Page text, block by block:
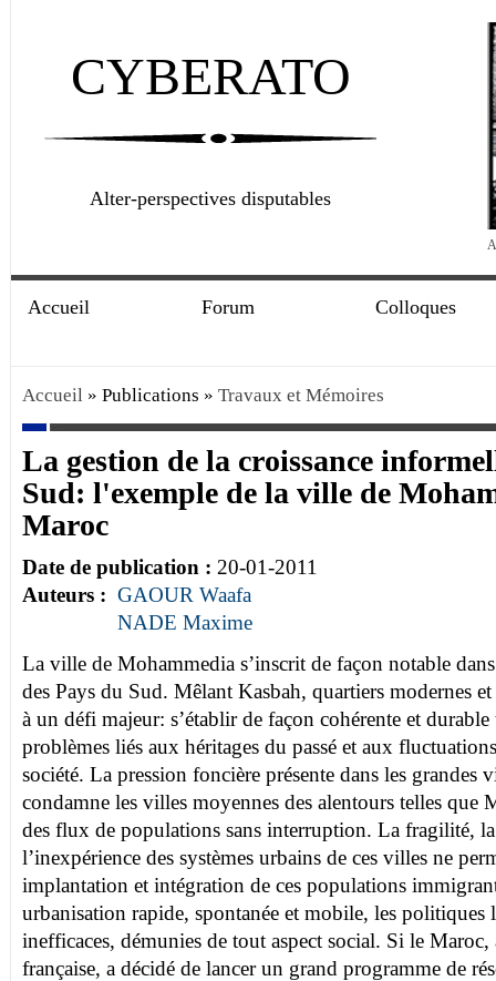
CYBERATO
Alter-perspectives disputables
Accueil Forum Colloques
Accueil » Publications » Travaux et Mémoires
La gestion de la croissance
Sud: l'exemple de la ville de
Maroc
Date de publication : 20-01-2011
Auteurs : GAOUR Waafa
NADE Maxime
La ville de Mohammedia s’inscrit de façon notable
des Pays du Sud. Mêlant Kasbah, quartiers modernes
à un défi majeur: s’établir de façon cohérente et
problèmes liés aux héritages du passé et aux
société. La pression foncière présente dans les grandes
condamne les villes moyennes des alentours telles que
des flux de populations sans interruption. La fragilité, la
l’inexpérience des systèmes urbains de ces villes ne
implantation et intégration de ces populations
urbanisation rapide, spontanée et mobile, les politiques
inefficaces, démunies de tout aspect social. Si le
française, a décidé de lancer un grand programme de